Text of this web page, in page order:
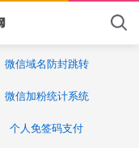
微信域名防封跳转
微信加粉统计系统
个人免签码支付